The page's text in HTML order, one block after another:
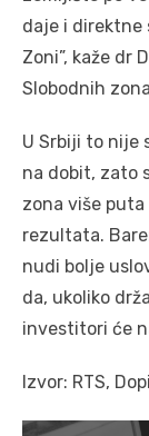
daje i direktne
Zoni”, kaže dr
Slobodnih
U Srbiji to nije
na dobit, zato
zona više
rezultata.
nudi bolje
da, ukoliko
investitori će
Izvor: RTS,